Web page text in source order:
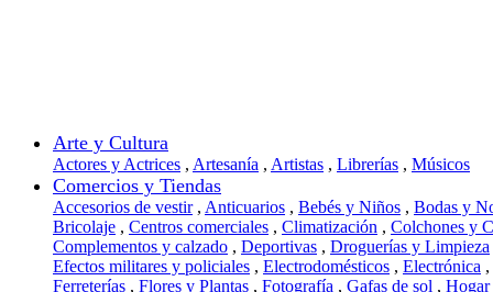
Arte y Cultura
Actores y Actrices , Artesanía , Artistas , Librerías , Músicos
Comercios y Tiendas
Accesorios de vestir, Anticuarios , Bebés y Niños , Bodas y
Bricolaje , Centros comerciales , Climatización , Colchones y
Complementos y calzado , Deportivas , Droguerías y Limpieza
Efectos militares y policiales , Electrodomésticos , Electrónica ,
Ferreterías , Flores y Plantas , Fotografía , Gafas de sol ,